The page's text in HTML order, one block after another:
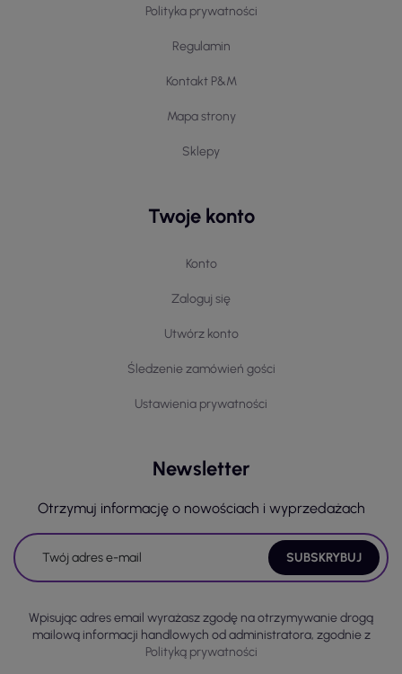
Polityka prywatności
Regulamin
Kontakt P&M
Mapa strony
Sklepy
Twoje konto
Konto
Zaloguj się
Utwórz konto
Śledzenie zamówień gości
Ustawienia prywatności
Newsletter
Otrzymuj informację o nowościach i wyprzedażach
Wpisując adres email wyrażasz zgodę na otrzymywanie drogą
mailową informacji handlowych od administratora, zgodnie z
Polityką prywatności